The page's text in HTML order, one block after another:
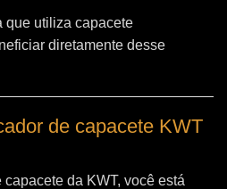
que utiliza capacete
diretamente desse
de capacete KWT
da KWT, você está